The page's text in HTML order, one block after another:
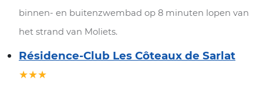
binnen- en buitenzwembad op 8 minuten lopen van
het strand van Moliets.
Résidence-Club Les Côteaux de Sarlat
★★★